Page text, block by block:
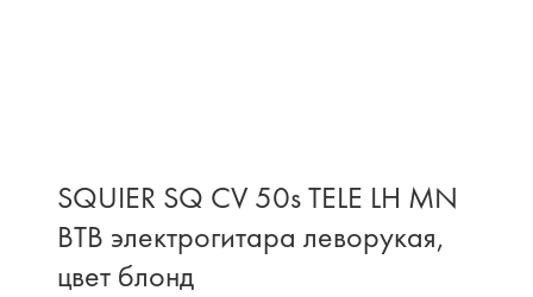
SQUIER SQ CV 50s TELE LH MN
BTB электрогитара леворукая,
цвет блонд